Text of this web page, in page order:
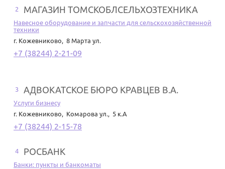
2 МАГАЗИН ТОМСКОБЛСЕЛЬХОЗТЕХНИКА
Навесное оборудование и запчасти для сельскохозяйственной
техники
г. Кожевниково, 8 Марта ул.
+7 (38244) 2-21-09
3 АДВОКАТСКОЕ БЮРО КРАВЦЕВ В.А.
Услуги бизнесу
г. Кожевниково, Комарова ул., 5 к.А
+7 (38244) 2-15-78
4 РОСБАНК
Банки: пункты и банкоматы